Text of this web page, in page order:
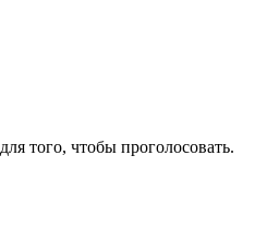
для того, чтобы проголосовать.